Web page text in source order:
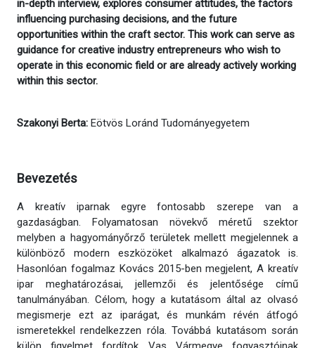
in-depth interview, explores consumer attitudes, the factors
influencing purchasing decisions, and the future
opportunities within the craft sector. This work can serve as
guidance for creative industry entrepreneurs who wish to
operate in this economic field or are already actively working
within this sector.
Szakonyi Berta: Eötvös Loránd Tudományegyetem
Bevezetés
A kreatív iparnak egyre fontosabb szerepe van a
gazdaságban. Folyamatosan növekvő méretű szektor
melyben a hagyományőrző területek mellett megjelennek a
különböző modern eszközöket alkalmazó ágazatok is.
Hasonlóan fogalmaz Kovács 2015-ben megjelent, A kreatív
ipar meghatározásai, jellemzői és jelentősége című
tanulmányában. Célom, hogy a kutatásom által az olvasó
megismerje ezt az iparágat, és munkám révén átfogó
ismeretekkel rendelkezzen róla. Továbbá kutatásom során